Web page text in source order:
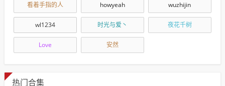
看着手指的人 howyeah wuzhijin
wl1234 时光与爱丶 夜花千树
Love 安然
热门合集